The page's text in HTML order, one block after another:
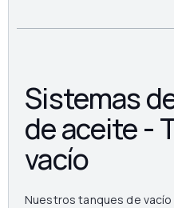
Sistemas
de aceite -
vacío
Nuestros tanques de vacío